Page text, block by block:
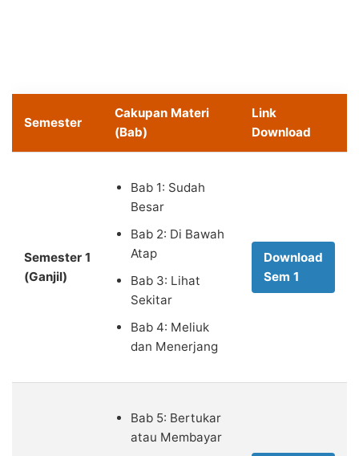
Semester
Cakupan Materi
(Bab)
Link
Download
Semester 1
(Ganjil)
Bab 1: Sudah
Besar
Bab 2: Di Bawah
Atap
Bab 3: Lihat
Sekitar
Bab 4: Meliuk
dan Menerjang
Download
Sem 1
Bab 5: Bertukar
atau Membayar